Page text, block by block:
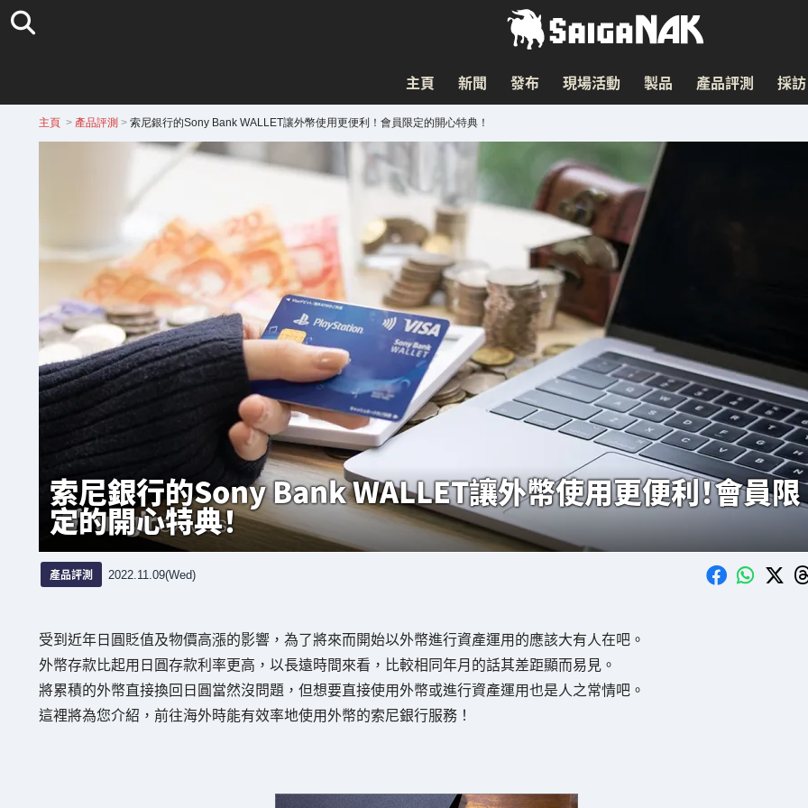
主頁 新聞 發布 現場活動 製品 產品評測 採訪
主頁 > 產品評測 > 索尼銀行的Sony Bank WALLET讓外幣使用更便利！會員限定的開心特典！
索尼銀行的Sony Bank WALLET讓外幣使用更便利！會員限
定的開心特典！
產品評測 2022.11.09(Wed)
受到近年日圓貶值及物價高漲的影響，為了將來而開始以外幣進行資產運用的應該大有人在吧。
外幣存款比起用日圓存款利率更高，以長遠時間來看，比較相同年月的話其差距顯而易見。
將累積的外幣直接換回日圓當然沒問題，但想要直接使用外幣或進行資產運用也是人之常情吧。
這裡將為您介紹，前往海外時能有效率地使用外幣的索尼銀行服務！